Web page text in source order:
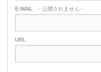
E-MAIL - 公開されません -
URL